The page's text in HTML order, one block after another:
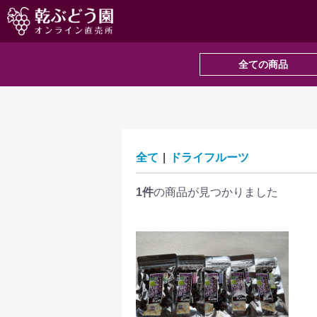
全ての商品
全て ドライフルーツ
1件の商品が見つかりました